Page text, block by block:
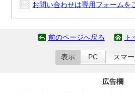
お問い合わせは専用フォームを
前のページへ戻る
表示 PC スマ
広告欄